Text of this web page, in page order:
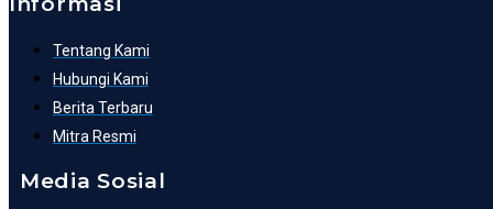
Tentang Kami
Hubungi Kami
Berita Terbaru
Mitra Resmi
Media Sosial